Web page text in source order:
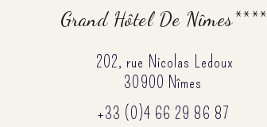
Grand Hôtel De Nîmes****
202, rue Nicolas Ledoux
30900 Nîmes
+33 (0)4 66 29 86 87